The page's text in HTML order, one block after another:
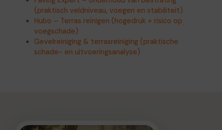
(praktisch veldniveau, voegen en stabiliteit)
Hubo – Terras reinigen (hogedruk + risico op
voegschade)
Gevelreiniging & terrasreiniging (praktische
schade- en uitvoeringsanalyse)